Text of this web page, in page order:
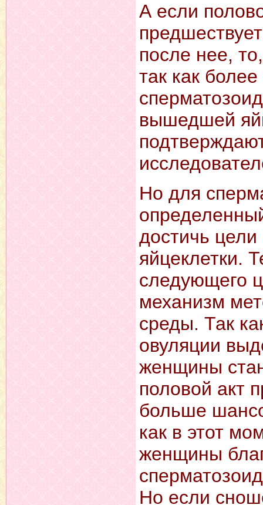
А если
после нее,
так как
вышедшей
Но для
достичь
яйцеклетки.
следующего
механизм
среды. Так
овуляции
женщины
половой акт
больше
как в этот
женщины
Но если